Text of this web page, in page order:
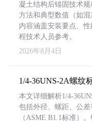
凝土结构后锚固技术规
方法和典型数值（如混
内容涵盖安装要点、
程技术人员参考。
2026年8月4日
1/4-36UNS-2A螺纹
本文详细解析1/4-
包括外径、螺距、公
（ASME B1.1标准）